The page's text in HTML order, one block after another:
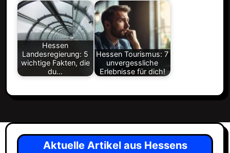
Hessen
Landesregierung: 5
wichtige Fakten, die
du…
Hessen Tourismus: 7
unvergessliche
Erlebnisse für dich!
Aktuelle Artikel aus Hessens